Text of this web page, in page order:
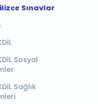
Sınavlar
Sosyal
Sağlık